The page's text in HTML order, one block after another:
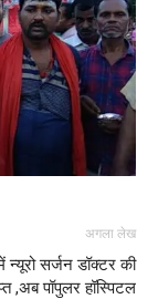
अगला लेख
न्यूरो सर्जन डॉक्टर की
,अब पॉपुलर हॉस्पिटल